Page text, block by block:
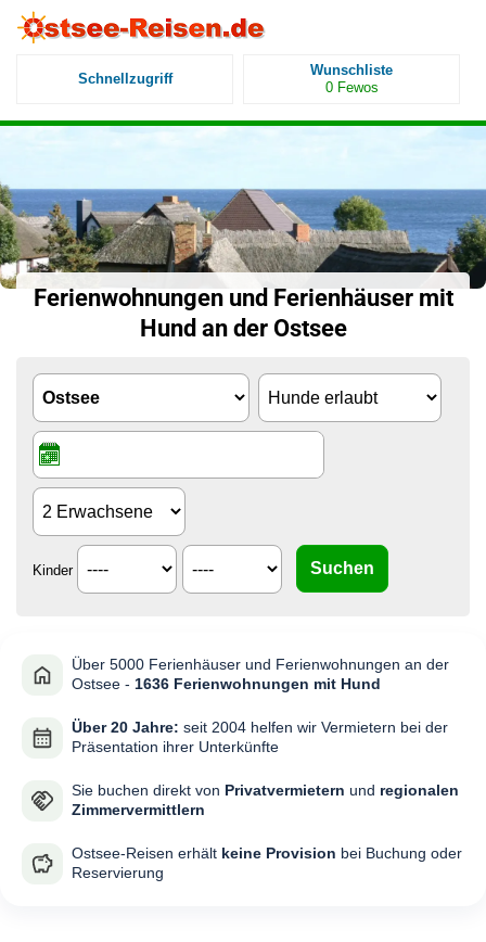
Schnellzugriff
Wunschliste
0 Fewos
Ferienwohnungen und Ferienhäuser mit
Hund an der Ostsee
Kinder
Über 5000 Ferienhäuser und Ferienwohnungen an der
Ostsee - 1636 Ferienwohnungen mit Hund
Über 20 Jahre: seit 2004 helfen wir Vermietern bei der
Präsentation ihrer Unterkünfte
Sie buchen direkt von Privatvermietern und regionalen
Zimmervermittlern
Ostsee-Reisen erhält keine Provision bei Buchung oder
Reservierung